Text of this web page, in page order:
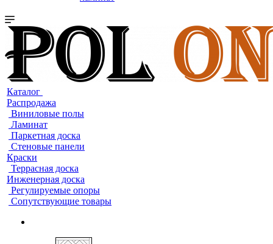
Каталог
Распродажа
Виниловые полы
Ламинат
Паркетная доска
Стеновые панели
Краски
Террасная доска
Инженерная доска
Регулируемые опоры
Сопутствующие товары